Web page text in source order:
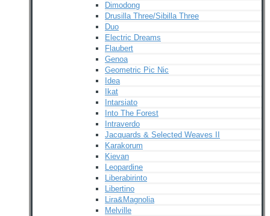
Dimodong
Drusilla Three/Sibilla Three
Duo
Electric Dreams
Flaubert
Genoa
Geometric Pic Nic
Idea
Ikat
Intarsiato
Into The Forest
Intraverdo
Jacquards & Selected Weaves II
Karakorum
Kievan
Leopardine
Liberabirinto
Libertino
Lira&Magnolia
Melville